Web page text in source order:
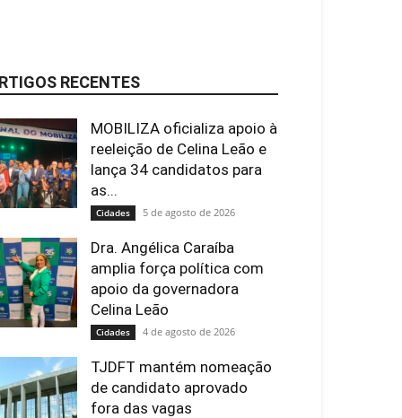
RECENTES
MOBILIZA oficializa apoio à
reeleição de Celina Leão e
lança 34 candidatos para
as...
Cidades 5 de agosto de 2026
Dra. Angélica Caraíba
amplia força política com
apoio da governadora
Celina Leão
Cidades 4 de agosto de 2026
TJDFT mantém nomeação
de candidato aprovado
fora das vagas